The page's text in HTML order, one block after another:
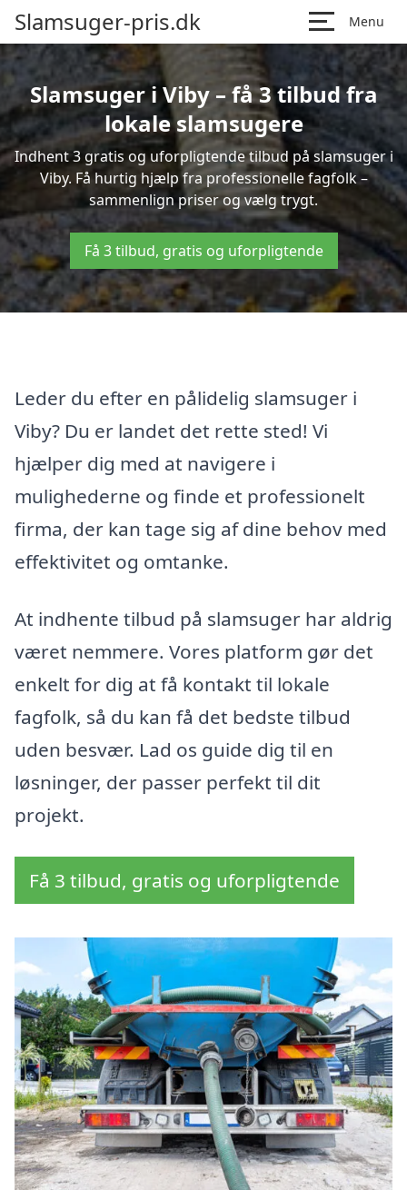
Slamsuger-pris.dk Menu
Slamsuger i Viby – få 3 tilbud fra
lokale slamsugere
Indhent 3 gratis og uforpligtende tilbud på slamsuger i
Viby. Få hurtig hjælp fra professionelle fagfolk –
sammenlign priser og vælg trygt.
Få 3 tilbud, gratis og uforpligtende
Leder du efter en pålidelig slamsuger i
Viby? Du er landet det rette sted! Vi
hjælper dig med at navigere i
mulighederne og finde et professionelt
firma, der kan tage sig af dine behov med
effektivitet og omtanke.
At indhente tilbud på slamsuger har aldrig
været nemmere. Vores platform gør det
enkelt for dig at få kontakt til lokale
fagfolk, så du kan få det bedste tilbud
uden besvær. Lad os guide dig til en
løsninger, der passer perfekt til dit
projekt.
Få 3 tilbud, gratis og uforpligtende